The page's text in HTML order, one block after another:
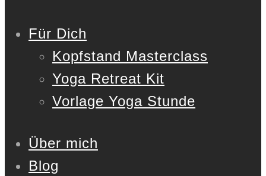
Für Dich
Kopfstand Masterclass
Yoga Retreat Kit
Vorlage Yoga Stunde
Über mich
Blog